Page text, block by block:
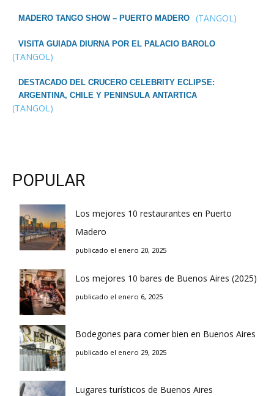
MADERO TANGO SHOW – PUERTO MADERO (TANGOL)
VISITA GUIADA DIURNA POR EL PALACIO BAROLO
(TANGOL)
DESTACADO DEL CRUCERO CELEBRITY ECLIPSE:
ARGENTINA, CHILE Y PENINSULA ANTARTICA
(TANGOL)
POPULAR
Los mejores 10 restaurantes en Puerto
Madero
publicado el enero 20, 2025
Los mejores 10 bares de Buenos Aires (2025)
publicado el enero 6, 2025
Bodegones para comer bien en Buenos Aires
publicado el enero 29, 2025
Lugares turísticos de Buenos Aires